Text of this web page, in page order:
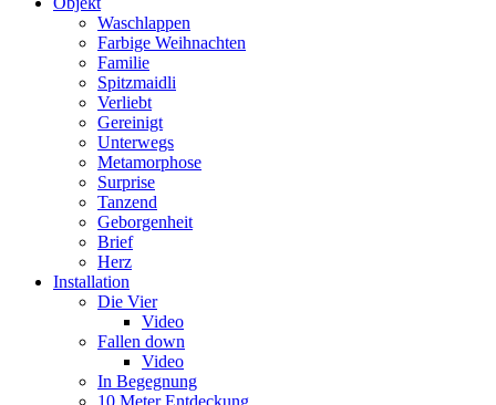
Waschlappen
Farbige Weihnachten
Familie
Spitzmaidli
Verliebt
Gereinigt
Unterwegs
Metamorphose
Surprise
Tanzend
Geborgenheit
Brief
Herz
Installation
Die Vier
Video
Fallen down
Video
In Begegnung
10 Meter Entdeckung